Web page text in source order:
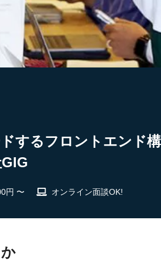
するフロントエンド
円 〜 オンライン面談OK!